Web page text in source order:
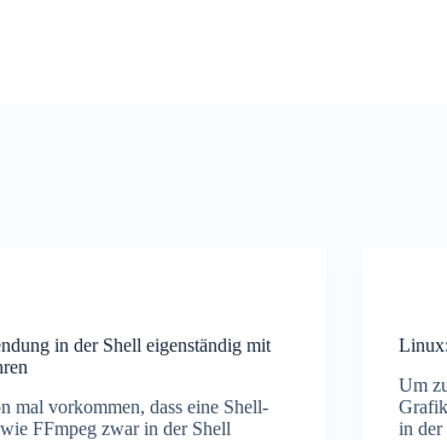
in der Shell eigenständig mit
mal vorkommen, dass eine Shell-
FFmpeg zwar in der Shell
Um
in der